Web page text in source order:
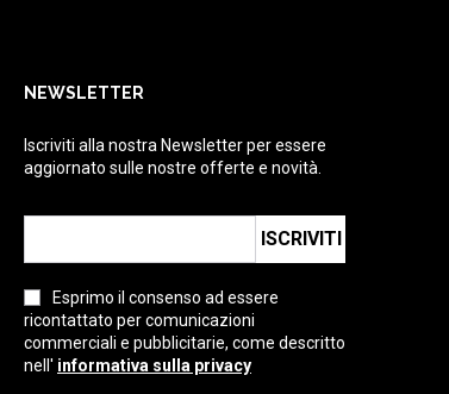
NEWSLETTER
Iscriviti alla nostra Newsletter per essere
aggiornato sulle nostre offerte e novità.
ISCRIVITI
Esprimo il consenso ad essere
ricontattato per comunicazioni
commerciali e pubblicitarie, come descritto
nell' informativa sulla privacy